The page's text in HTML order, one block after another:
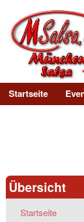
Main menu
Startseite
Übersicht
Startseite